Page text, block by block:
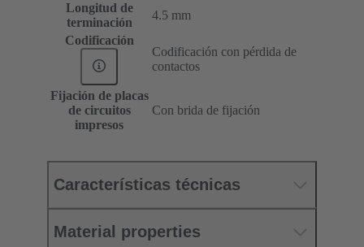
Longitud de
terminación
4.5 mm
Codificación
Codificación con pérdida de
contactos
Fijación de placas
de circuitos
impresos
Con brida de fijación
Características técnicas
Material properties